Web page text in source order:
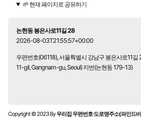
🌱 현재 페이지로 공유하기
논현동 봉은사로11길 28
2026-08-03T21:55:57+00:00
우편번호(06118), 서울특별시 강남구 봉은사로11
11-gil, Gangnam-gu, Seoul) 지번(논현동 179-13)
Copyright © 2023 By우리집 우편번호·도로명주소(파인드